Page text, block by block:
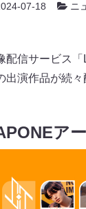
07-18 ニ
配信サービス
出演作品が続
ア